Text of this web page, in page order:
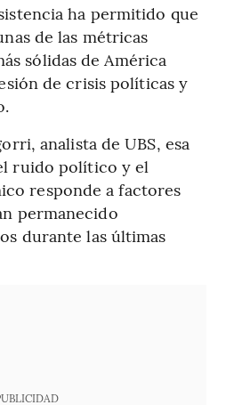
ha permitido que
de las métricas
sólidas de América
de crisis políticas y
analista de UBS, esa
ruido político y el
responde a factores
permanecido
durante las últimas